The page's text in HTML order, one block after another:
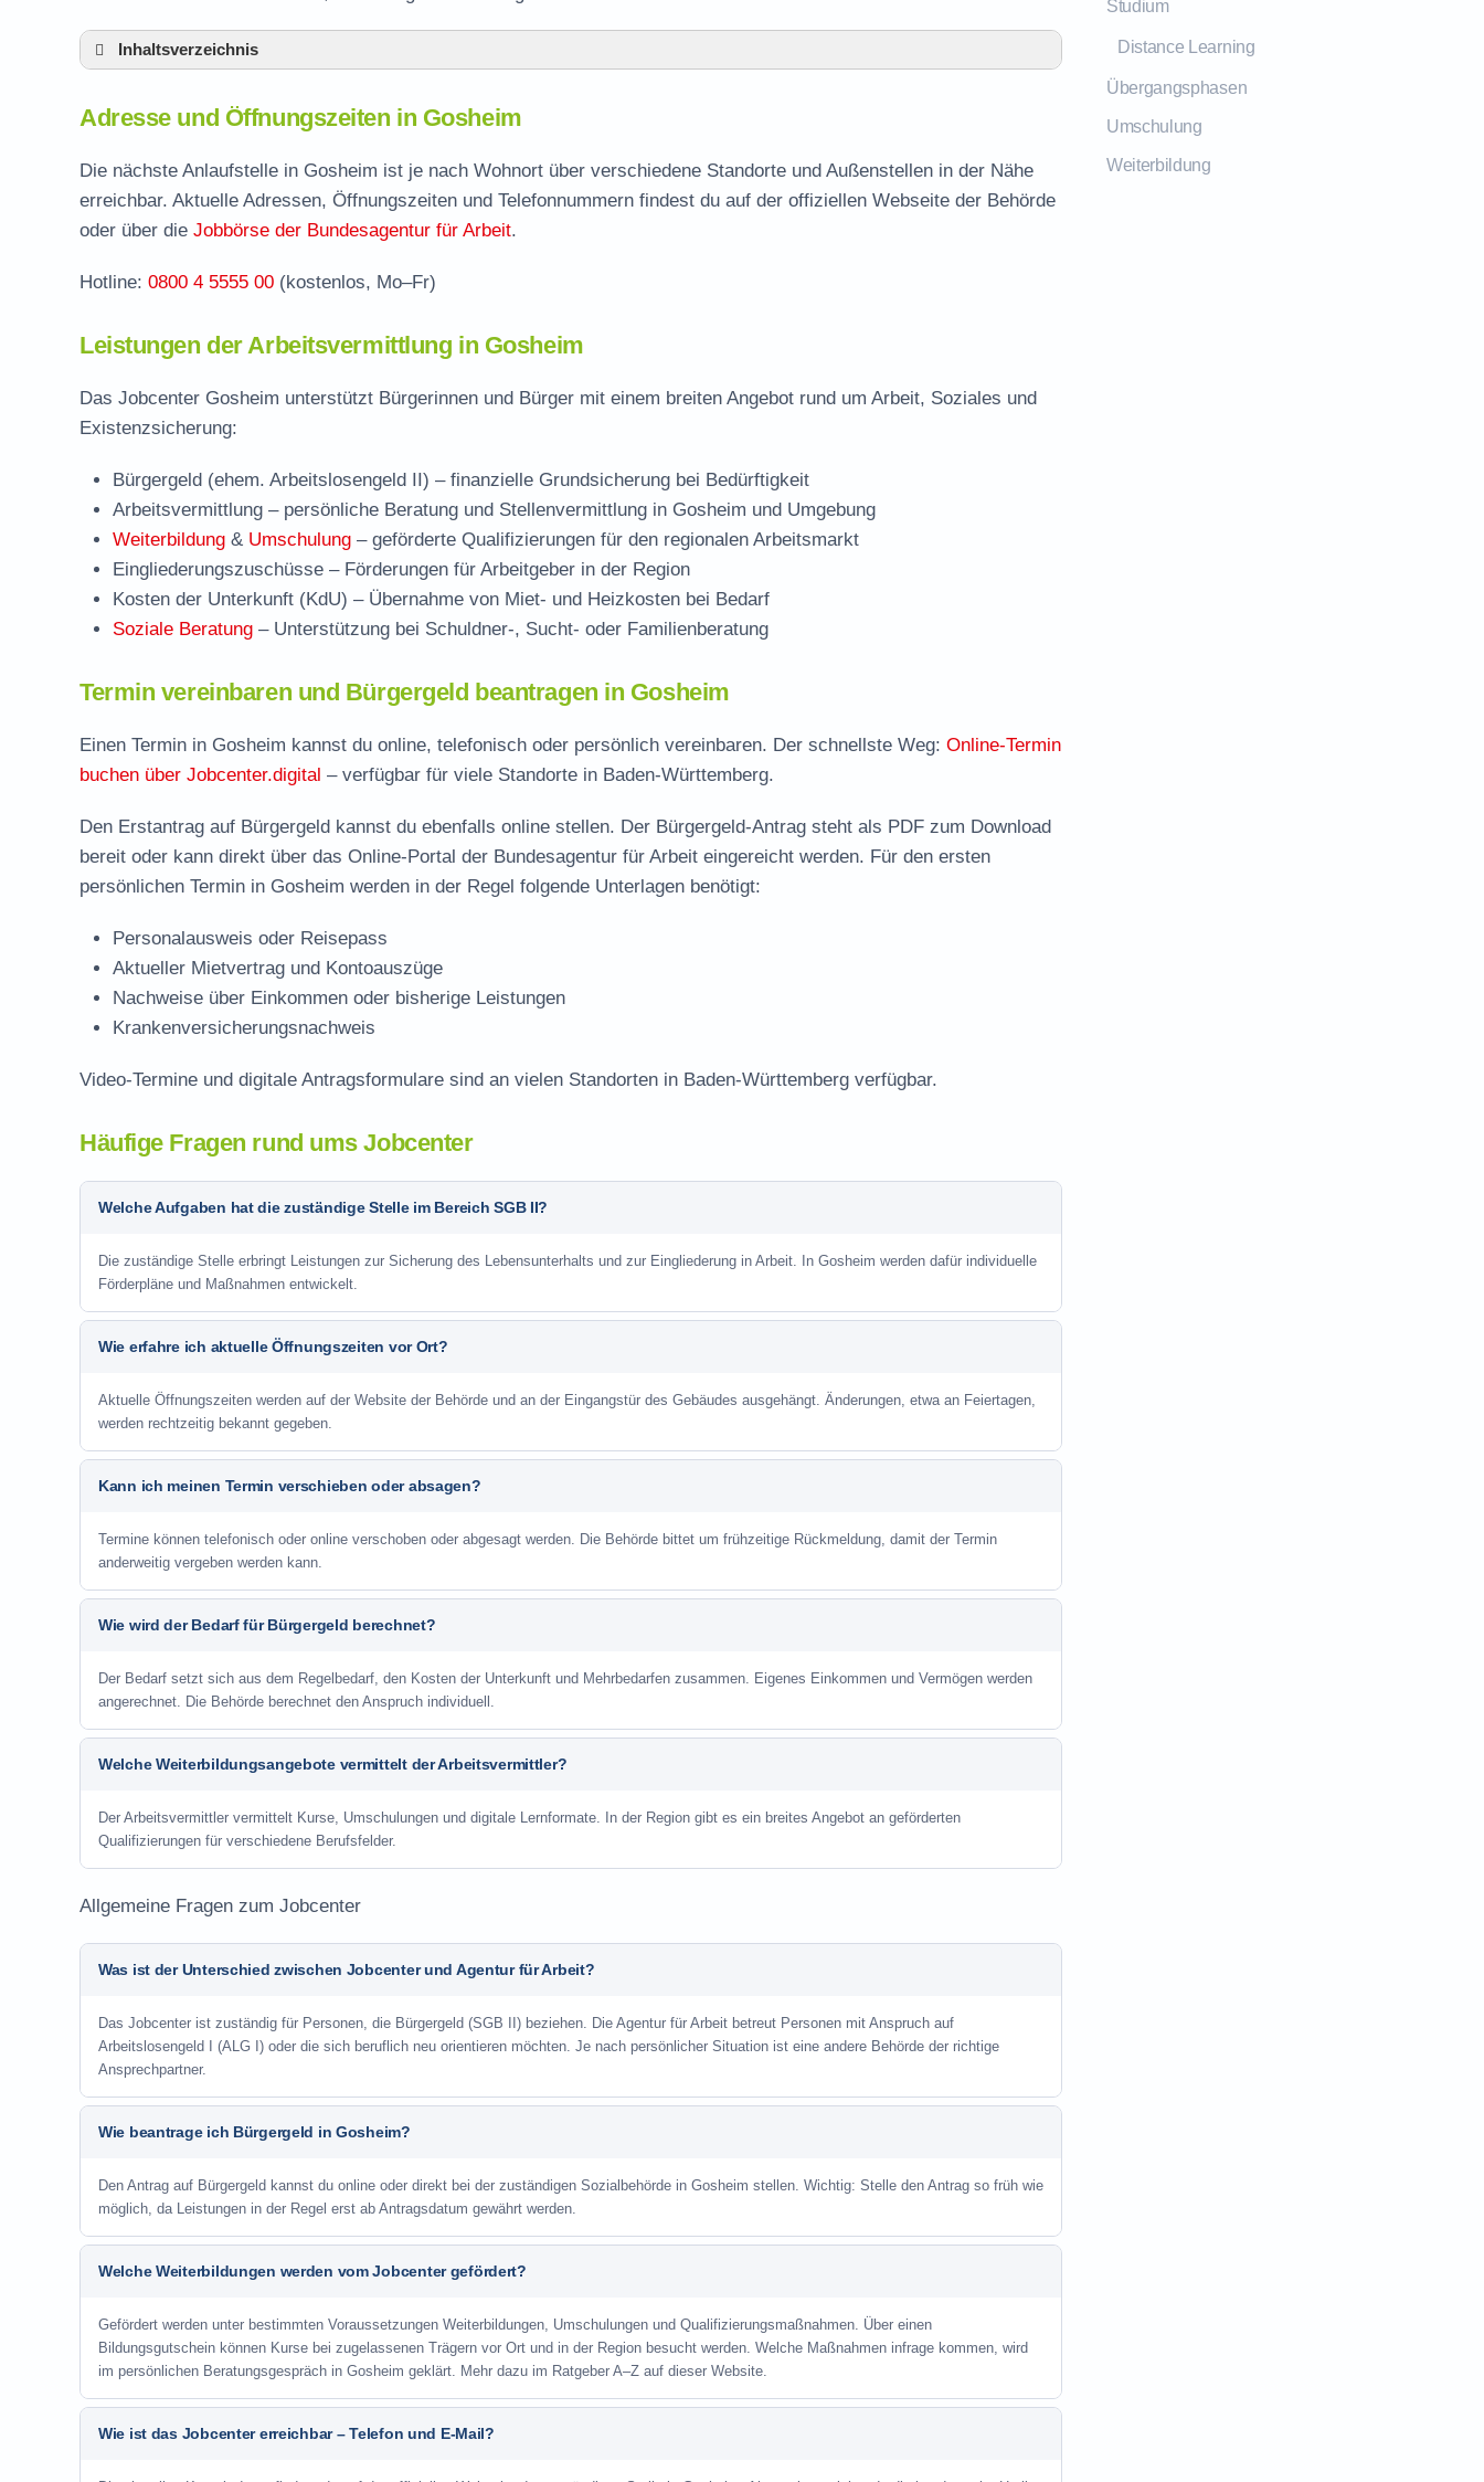
Inhaltsverzeichnis
Leistungen der Arbeitsvermittlung in Gosheim
Termin vereinbaren und Bürgergeld beantragen
Jobcenter Tuttlingen – zuständige Stelle
Stellenangebote und Jobbörse in Gosheim
Häufige Fragen rund ums Jobcenter
Adresse und Öffnungszeiten in Gosheim
Die nächste Anlaufstelle in Gosheim ist je nach Wohnort über verschiedene Standorte und Außenstellen in der Nähe
erreichbar. Aktuelle Adressen, Öffnungszeiten und Telefonnummern findest du auf der offiziellen Webseite der Behörde
oder über die Jobbörse der Bundesagentur für Arbeit.
Hotline: 0800 4 5555 00 (kostenlos, Mo–Fr)
Leistungen der Arbeitsvermittlung in Gosheim
Das Jobcenter Gosheim unterstützt Bürgerinnen und Bürger mit einem breiten Angebot rund um Arbeit, Soziales und
Existenzsicherung:
Bürgergeld (ehem. Arbeitslosengeld II) – finanzielle Grundsicherung bei Bedürftigkeit
Arbeitsvermittlung – persönliche Beratung und Stellenvermittlung in Gosheim und Umgebung
Weiterbildung & Umschulung – geförderte Qualifizierungen für den regionalen Arbeitsmarkt
Eingliederungszuschüsse – Förderungen für Arbeitgeber in der Region
Kosten der Unterkunft (KdU) – Übernahme von Miet- und Heizkosten bei Bedarf
Soziale Beratung – Unterstützung bei Schuldner-, Sucht- oder Familienberatung
Termin vereinbaren und Bürgergeld beantragen in Gosheim
Einen Termin in Gosheim kannst du online, telefonisch oder persönlich vereinbaren. Der schnellste Weg: Online-Termin
buchen über Jobcenter.digital – verfügbar für viele Standorte in Baden-Württemberg.
Den Erstantrag auf Bürgergeld kannst du ebenfalls online stellen. Der Bürgergeld-Antrag steht als PDF zum Download
bereit oder kann direkt über das Online-Portal der Bundesagentur für Arbeit eingereicht werden. Für den ersten
persönlichen Termin in Gosheim werden in der Regel folgende Unterlagen benötigt:
Personalausweis oder Reisepass
Aktueller Mietvertrag und Kontoauszüge
Nachweise über Einkommen oder bisherige Leistungen
Krankenversicherungsnachweis
Video-Termine und digitale Antragsformulare sind an vielen Standorten in Baden-Württemberg verfügbar.
Häufige Fragen rund ums Jobcenter
Welche Aufgaben hat die zuständige Stelle im Bereich SGB II?
Die zuständige Stelle erbringt Leistungen zur Sicherung des Lebensunterhalts und zur Eingliederung in Arbeit. In Gosheim werden dafür individuelle
Förderpläne und Maßnahmen entwickelt.
Wie erfahre ich aktuelle Öffnungszeiten vor Ort?
Aktuelle Öffnungszeiten werden auf der Website der Behörde und an der Eingangstür des Gebäudes ausgehängt. Änderungen, etwa an Feiertagen,
werden rechtzeitig bekannt gegeben.
Kann ich meinen Termin verschieben oder absagen?
Termine können telefonisch oder online verschoben oder abgesagt werden. Die Behörde bittet um frühzeitige Rückmeldung, damit der Termin
anderweitig vergeben werden kann.
Wie wird der Bedarf für Bürgergeld berechnet?
Der Bedarf setzt sich aus dem Regelbedarf, den Kosten der Unterkunft und Mehrbedarfen zusammen. Eigenes Einkommen und Vermögen werden
angerechnet. Die Behörde berechnet den Anspruch individuell.
Welche Weiterbildungsangebote vermittelt der Arbeitsvermittler?
Der Arbeitsvermittler vermittelt Kurse, Umschulungen und digitale Lernformate. In der Region gibt es ein breites Angebot an geförderten
Qualifizierungen für verschiedene Berufsfelder.
Allgemeine Fragen zum Jobcenter
Was ist der Unterschied zwischen Jobcenter und Agentur für Arbeit?
Das Jobcenter ist zuständig für Personen, die Bürgergeld (SGB II) beziehen. Die Agentur für Arbeit betreut Personen mit Anspruch auf
Arbeitslosengeld I (ALG I) oder die sich beruflich neu orientieren möchten. Je nach persönlicher Situation ist eine andere Behörde der richtige
Ansprechpartner.
Wie beantrage ich Bürgergeld in Gosheim?
Den Antrag auf Bürgergeld kannst du online oder direkt bei der zuständigen Sozialbehörde in Gosheim stellen. Wichtig: Stelle den Antrag so früh wie
möglich, da Leistungen in der Regel erst ab Antragsdatum gewährt werden.
Welche Weiterbildungen werden vom Jobcenter gefördert?
Gefördert werden unter bestimmten Voraussetzungen Weiterbildungen, Umschulungen und Qualifizierungsmaßnahmen. Über einen
Bildungsgutschein können Kurse bei zugelassenen Trägern vor Ort und in der Region besucht werden. Welche Maßnahmen infrage kommen, wird
im persönlichen Beratungsgespräch in Gosheim geklärt. Mehr dazu im Ratgeber A–Z auf dieser Website.
Wie ist das Jobcenter erreichbar – Telefon und E-Mail?
Studium
Distance Learning
Übergangsphasen
Umschulung
Weiterbildung